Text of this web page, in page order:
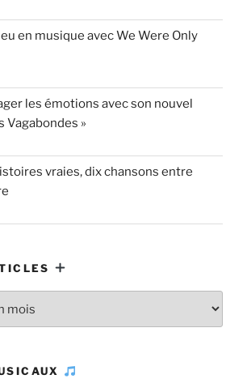
en musique avec We Were Only
les émotions avec son nouvel
Vagabondes »
vraies, dix chansons entre